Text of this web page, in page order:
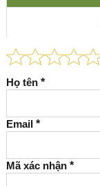
Họ tên *
Email *
Mã xác nhận *